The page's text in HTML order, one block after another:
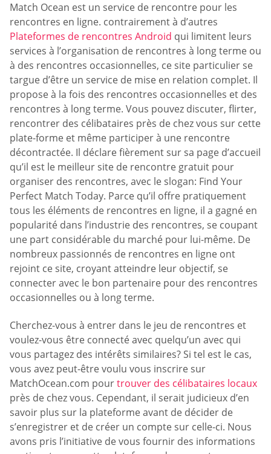
Match Ocean est un service de rencontre pour les
rencontres en ligne. contrairement à d’autres
Plateformes de rencontres Android qui limitent leurs
services à l’organisation de rencontres à long terme ou
à des rencontres occasionnelles, ce site particulier se
targue d’être un service de mise en relation complet. Il
propose à la fois des rencontres occasionnelles et des
rencontres à long terme. Vous pouvez discuter, flirter,
rencontrer des célibataires près de chez vous sur cette
plate-forme et même participer à une rencontre
décontractée. Il déclare fièrement sur sa page d’accueil
qu’il est le meilleur site de rencontre gratuit pour
organiser des rencontres, avec le slogan: Find Your
Perfect Match Today. Parce qu’il offre pratiquement
tous les éléments de rencontres en ligne, il a gagné en
popularité dans l’industrie des rencontres, se coupant
une part considérable du marché pour lui-même. De
nombreux passionnés de rencontres en ligne ont
rejoint ce site, croyant atteindre leur objectif, se
connecter avec le bon partenaire pour des rencontres
occasionnelles ou à long terme.
Cherchez-vous à entrer dans le jeu de rencontres et
voulez-vous être connecté avec quelqu’un avec qui
vous partagez des intérêts similaires? Si tel est le cas,
vous avez peut-être voulu vous inscrire sur
MatchOcean.com pourtrouver des célibataires locaux
près de chez vous. Cependant, il serait judicieux d’en
savoir plus sur la plateforme avant de décider de
s’enregistrer et de créer un compte sur celle-ci. Nous
avons pris l’initiative de vous fournir des informations